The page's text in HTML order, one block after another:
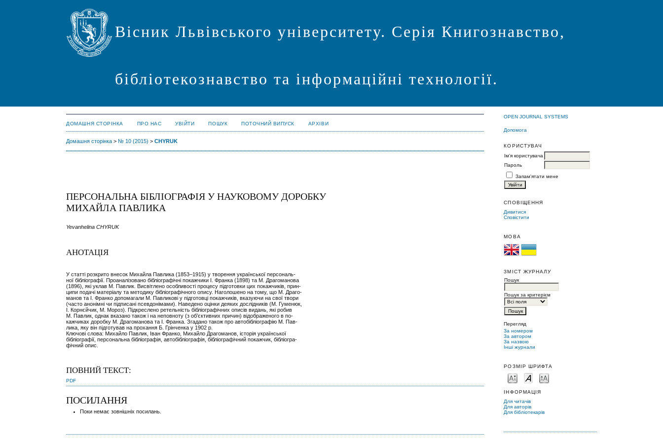
Вісник Львівського університету. Серія Книгознавство,
бібліотекознавство та інформаційні технології.
OPEN JOURNAL SYSTEMS
Допомога
КОРИСТУВАЧ
Ім'я користувача
Пароль
Запам'ятати мене
СПОВІЩЕННЯ
Дивитися
Сповістити
МОВА
ЗМІСТ ЖУРНАЛУ
Пошук
Пошук за критерієм
Перегляд
За номером
За автором
За назвою
Інші журнали
РОЗМІР ШРИФТА
ІНФОРМАЦІЯ
Для читачів
Для авторів
Для бібліотекарів
ДОМАШНЯ СТОРІНКА ПРО НАС УВІЙТИ ПОШУК ПОТОЧНИЙ ВИПУСК АРХІВИ
Домашня сторінка > № 10 (2015) >CHYRUK
ПЕРСОНАЛЬНА БІБЛІОГРАФІЯ У НАУКОВОМУ ДОРОБКУ
МИХАЙЛА ПАВЛИКА
Yevanhelina CHYRUK
АНОТАЦІЯ
У статті розкрито внесок Михайла Павлика (1853–1915) у творення української персональ-
ної бібліографії. Проаналізовано бібліографічні покажчики І. Франка (1898) та М. Драгоманова
(1896), які уклав М. Павлик. Висвітлено особливості процесу підготовки цих покажчиків, прин-
ципи подачі матеріалу та методику бібліографічного опису. Наголошено на тому, що М. Драго-
манов та І. Франко допомагали М. Павликові у підготовці покажчиків, вказуючи на свої твори
(часто анонімні чи підписані псевдонімами). Наведено оцінки деяких дослідників (М. Гуменюк,
І. Корнєйчик, М. Мороз). Підкреслено ретельність бібліографічних описів видань, які робив
М. Павлик, однак вказано також і на неповноту (з об’єктивних причин) відображеного в по-
кажчиках доробку М. Драгоманова та І. Франка. Згадано також про автобібліографію М. Пав-
лика, яку він підготував на прохання Б. Грінченка у 1902 р.
Ключові слова: Михайло Павлик, Іван Франко, Михайло Драгоманов, історія української
бібліографії, персональна бібліографія, автобібліографія, бібліографічний покажчик, бібліогра-
фічний опис.
ПОВНИЙ ТЕКСТ:
PDF
ПОСИЛАННЯ
Поки немає зовнішніх посилань.